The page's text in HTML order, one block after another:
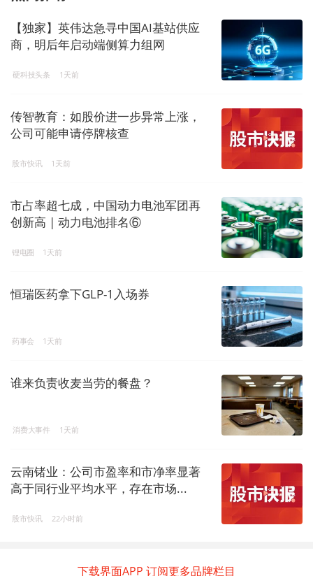
【独家】英伟达急寻中国AI基站供应
商，明后年启动端侧算力组网
硬科技头条 1天前
传智教育：如股价进一步异常上涨，
公司可能申请停牌核查
股市快讯 1天前
市占率超七成，中国动力电池军团再
创新高 | 动力电池排名⑥
锂电圈 1天前
恒瑞医药拿下GLP-1入场券
药事会 1天前
谁来负责收麦当劳的餐盘？
消费大事件 1天前
云南锗业：公司市盈率和市净率显著
高于同行业平均水平，存在市场...
股市快讯 22小时前
下载界面APP 订阅更多品牌栏目